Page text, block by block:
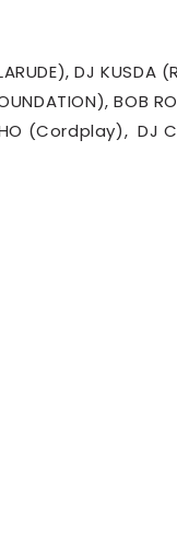
DJ KUSDA
BOB
(Cordplay), DJ